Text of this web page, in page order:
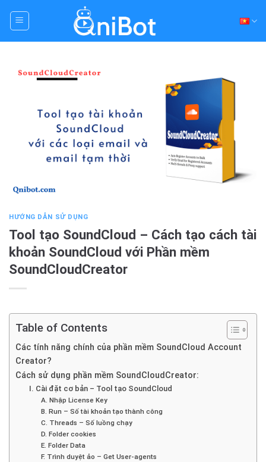
HƯỚNG DẪN SỬ DỤNG
Tool tạo SoundCloud – Cách tạo cách tài
khoản SoundCloud với Phần mềm
SoundCloudCreator
Table of Contents
Các tính năng chính của phần mềm SoundCloud Account
Creator?
Cách sử dụng phần mềm SoundCloudCreator:
I. Cài đặt cơ bản – Tool tạo SoundCloud
A. Nhập License Key
B. Run – Số tài khoản tạo thành công
C. Threads – Số luồng chạy
D. Folder cookies
E. Folder Data
F. Trình duyệt ảo – Get User-agents